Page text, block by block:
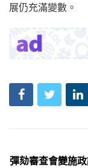
展仍充滿變數。
彈劾審查會變施